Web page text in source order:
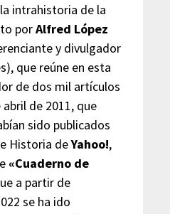
intrahistoria de la
porAlfred López
y divulgador
que reúne en esta
de dos mil artículos
de 2011, que
sido publicados
Historia deYahoo!,
«Cuaderno de
a partir de
se ha ido